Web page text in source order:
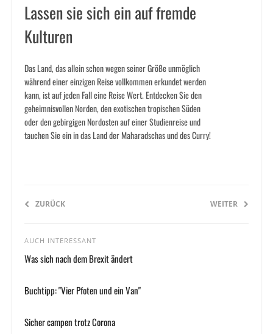
Lassen sie sich ein auf fremde
Kulturen
Das Land, das allein schon wegen seiner Größe unmöglich
während einer einzigen Reise vollkommen erkundet werden
kann, ist auf jeden Fall eine Reise Wert. Entdecken Sie den
geheimnisvollen Norden, den exotischen tropischen Süden
oder den gebirgigen Nordosten auf einer Studienreise und
tauchen Sie ein in das Land der Maharadschas und des Curry!
ZURÜCK WEITER
AUCH INTERESSANT
Was sich nach dem Brexit ändert
Buchtipp: "Vier Pfoten und ein Van"
Sicher campen trotz Corona